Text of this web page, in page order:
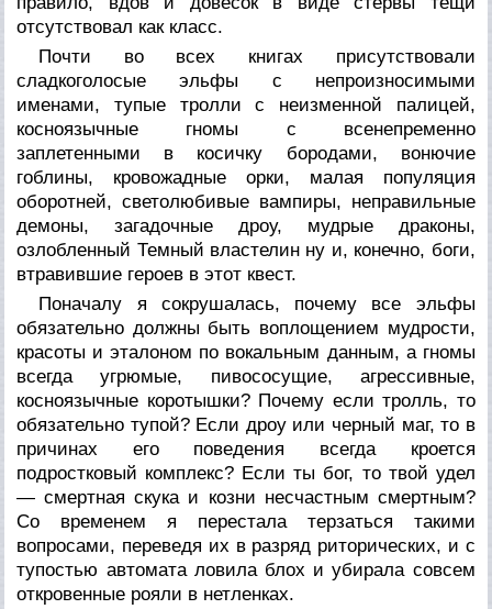
отсутствовал как класс.
Почти во всех книгах присутствовали
сладкоголосые эльфы с непроизносимыми
именами, тупые тролли с неизменной палицей,
косноязычные гномы с всенепременно
заплетенными в косичку бородами, вонючие
гоблины, кровожадные орки, малая популяция
оборотней, светолюбивые вампиры, неправильные
демоны, загадочные дроу, мудрые драконы,
озлобленный Темный властелин ну и, конечно, боги,
втравившие героев в этот квест.
Поначалу я сокрушалась, почему все эльфы
обязательно должны быть воплощением мудрости,
красоты и эталоном по вокальным данным, а гномы
всегда угрюмые, пивососущие, агрессивные,
косноязычные коротышки? Почему если тролль, то
обязательно тупой? Если дроу или черный маг, то в
причинах его поведения всегда кроется
подростковый комплекс? Если ты бог, то твой удел
— смертная скука и козни несчастным смертным?
Со временем я перестала терзаться такими
вопросами, переведя их в разряд риторических, и с
тупостью автомата ловила блох и убирала совсем
откровенные рояли в нетленках.